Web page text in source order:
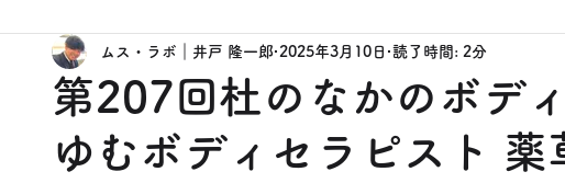
第207回杜のなかのボデ
ゆむボディセラピスト 薬
ムス・ラボ｜井戸 隆一郎 2025年3月10日 読了時間: 2分